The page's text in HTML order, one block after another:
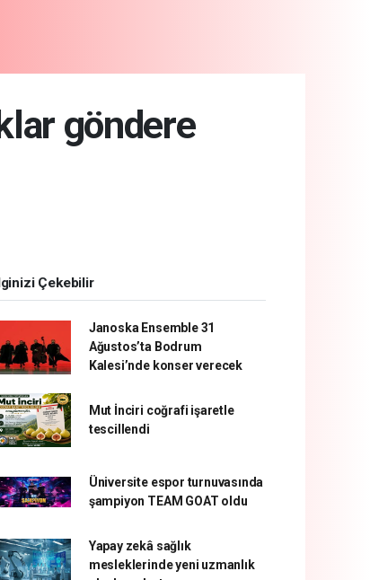
göndere
Çekebilir
Janoska Ensemble 31
Ağustos’ta Bodrum
Kalesi’nde konser verecek
Mut İnciri coğrafi işaretle
tescillendi
Üniversite espor turnuvasında
şampiyon TEAM GOAT oldu
Yapay zekâ sağlık
mesleklerinde yeni uzmanlık